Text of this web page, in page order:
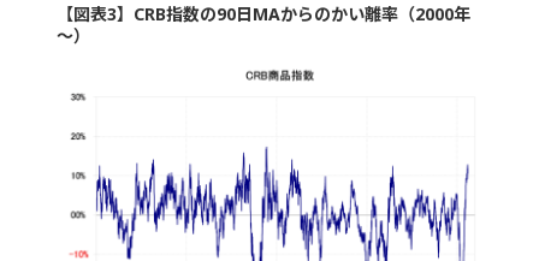
【図表3】CRB指数の90日MAからのかい離率（2000年
～）